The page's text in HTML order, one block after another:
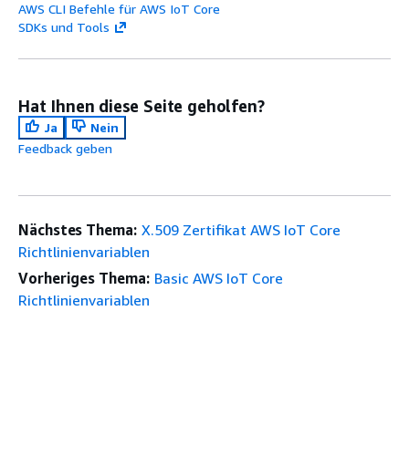
AWS CLI Befehle für AWS IoT Core
SDKs und Tools
Hat Ihnen diese Seite geholfen?
Ja
Nein
Feedback geben
Nächstes Thema: X.509 Zertifikat AWS IoT Core
Richtlinienvariablen
Vorheriges Thema: Basic AWS IoT Core
Richtlinienvariablen